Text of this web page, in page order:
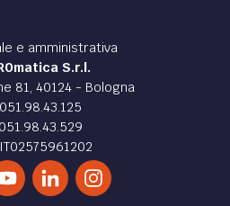
del tribunale di Roma. Un
Stresa cambio del
dei principi
giudiziario?
nullità per stravolgimento dei